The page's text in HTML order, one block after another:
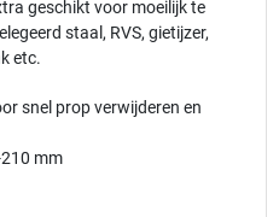
geschikt voor moeilijk te
staal, RVS, gietijzer,
etc.
snel prop verwijderen en
mm